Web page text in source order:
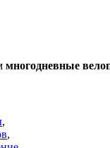
многодневные
,
,